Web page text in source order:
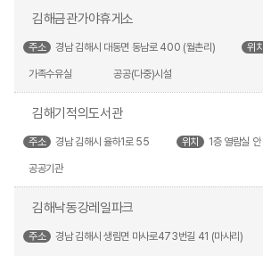
김해금관가야휴게소
주소 경남 김해시 대동면 동남로 400 (월촌리) 위치
가족수유실 공공(다중)시설
김해기적의도서관
주소 경남 김해시 율하1로 55 위치 1층 열람실 안
공공기관
김해낙동강레일파크
주소 경남 김해시 생림면 마사로473번길 41 (마사리)